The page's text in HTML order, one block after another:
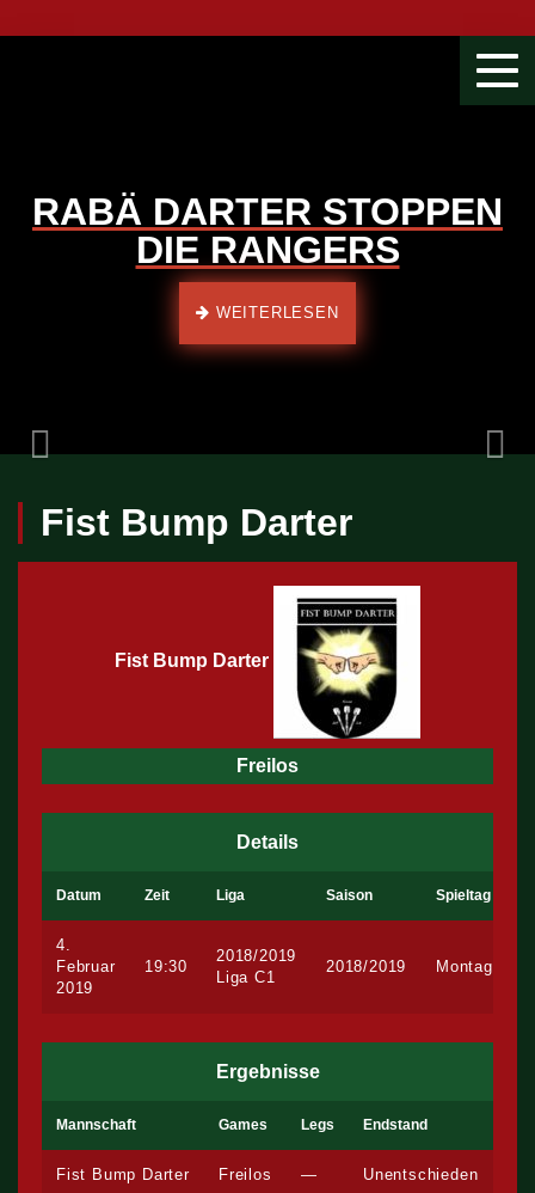
RABÄ DARTER STOPPEN
DIE RANGERS
WEITERLESEN
Previous
Fist Bump Darter
Fist Bump Darter
Freilos
Details
Datum Zeit Liga Saison Spieltag
4.
Februar
2019
19:30
2018/2019
Liga C1
2018/2019 Montag
Ergebnisse
Mannschaft Games Legs Endstand
Fist Bump Darter Freilos — Unentschieden